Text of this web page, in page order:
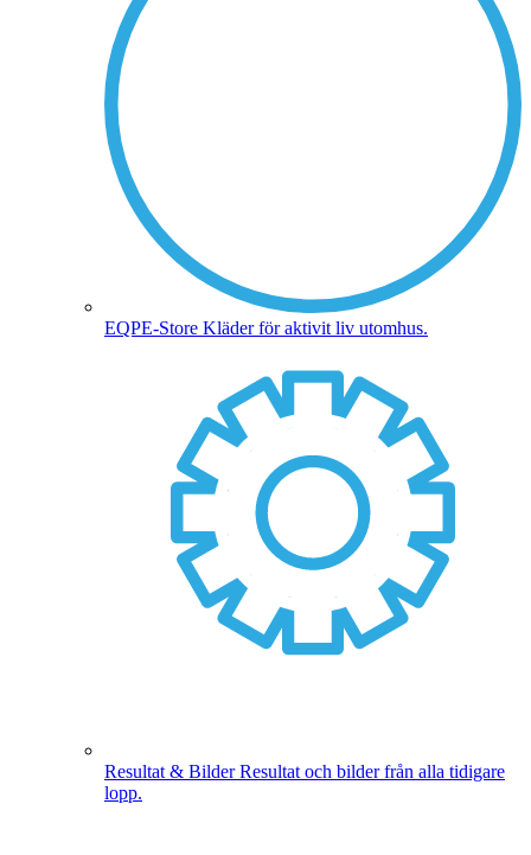
EQPE-Store Kläder för aktivit liv utomhus.
Resultat & Bilder Resultat och bilder från alla tidigare
lopp.